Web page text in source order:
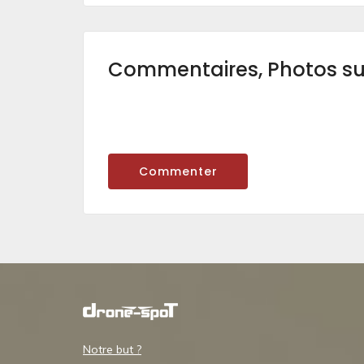
Commentaires, Photos
Commenter
Notre but ?